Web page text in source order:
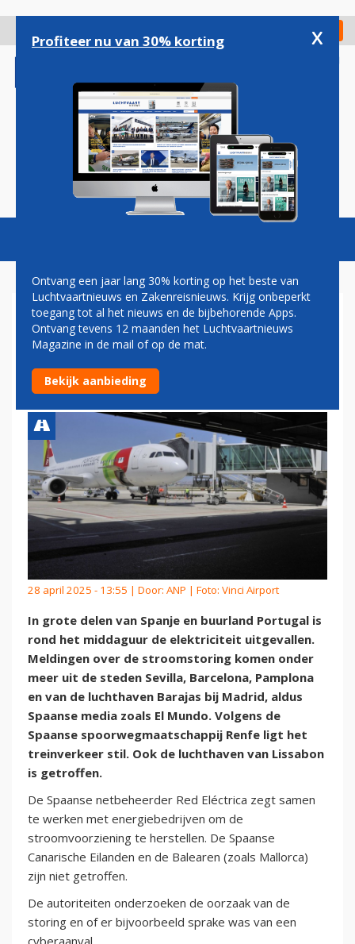
gaan
Check in
Magazine Podcasts Vacatures
LUCHTHAVENS IN SPANJE EN
PORTUGAL GETROFFEN DOOR
GROTE STROOMSTORING
28 april 2025 - 13:55 | Door: ANP | Foto: Vinci Airport
In grote delen van Spanje en buurland Portugal is
rond het middaguur de elektriciteit uitgevallen.
Meldingen over de stroomstoring komen onder
meer uit de steden Sevilla, Barcelona, Pamplona
en van de luchthaven Barajas bij Madrid, aldus
Spaanse media zoals El Mundo. Volgens de
Spaanse spoorwegmaatschappij Renfe ligt het
treinverkeer stil. Ook de luchthaven van Lissabon
is getroffen.
De Spaanse netbeheerder Red Eléctrica zegt samen
te werken met energiebedrijven om de
stroomvoorziening te herstellen. De Spaanse
Canarische Eilanden en de Balearen (zoals Mallorca)
zijn niet getroffen.
De autoriteiten onderzoeken de oorzaak van de
storing en of er bijvoorbeeld sprake was van een
Profiteer nu van 30% korting x
Ontvang een jaar lang 30% korting op het beste van
Luchtvaartnieuws en Zakenreisnieuws. Krijg onbeperkt
toegang tot al het nieuws en de bijbehorende Apps.
Ontvang tevens 12 maanden het Luchtvaartnieuws
Magazine in de mail of op de mat.
Bekijk aanbieding